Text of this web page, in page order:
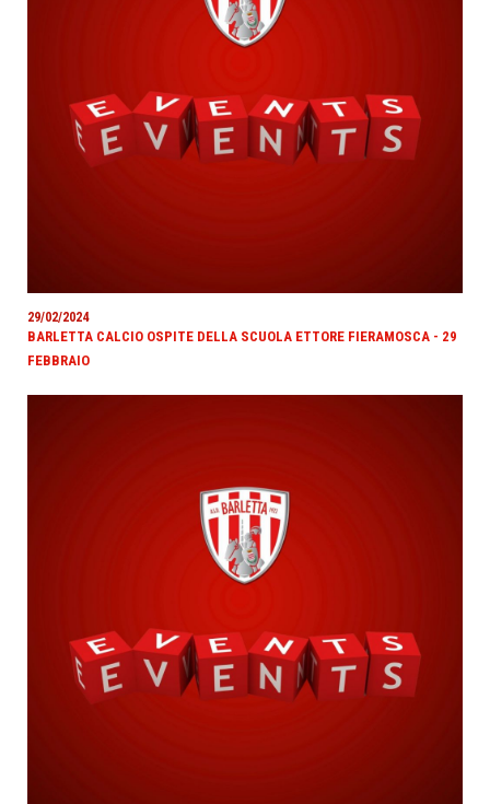
29/02/2024
BARLETTA CALCIO OSPITE DELLA SCUOLA ETTORE FIERAMOSCA - 29
FEBBRAIO